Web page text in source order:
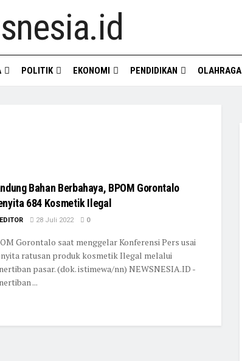
POLITIK EKONOMI PENDIDIKAN OLAHRAGA
Bahan Berbahaya, BPOM Gorontalo
684 Kosmetik Ilegal
EDITOR 28 Juli 2022 0
Gorontalo saat menggelar Konferensi Pers usai
ratusan produk kosmetik Ilegal melalui
pasar. (dok. istimewa/nn) NEWSNESIA.ID -
...